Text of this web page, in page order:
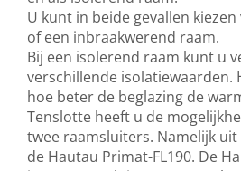
U kunt in beide gevallen
of een inbraakwerend raam.
Bij een isolerend raam kunt u
verschillende isolatiewaarden.
hoe beter de beglazing de
Tenslotte heeft u de
twee raamsluiters. Namelijk
de Hautau Primat-FL190. De